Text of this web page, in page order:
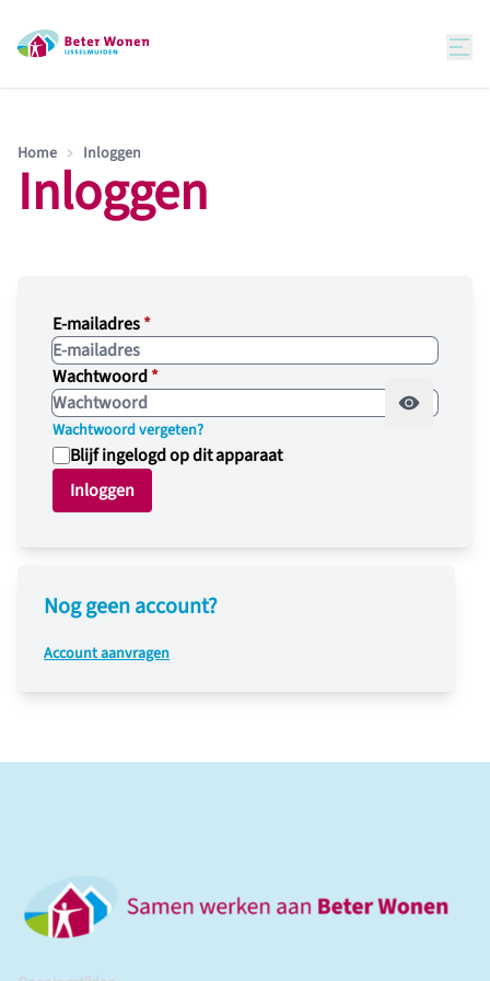
Home Inloggen
Inloggen
E-mailadres*
Wachtwoord*
Wachtwoord vergeten?
Blijf ingelogd op dit apparaat
Inloggen
Nog geen account?
Account aanvragen